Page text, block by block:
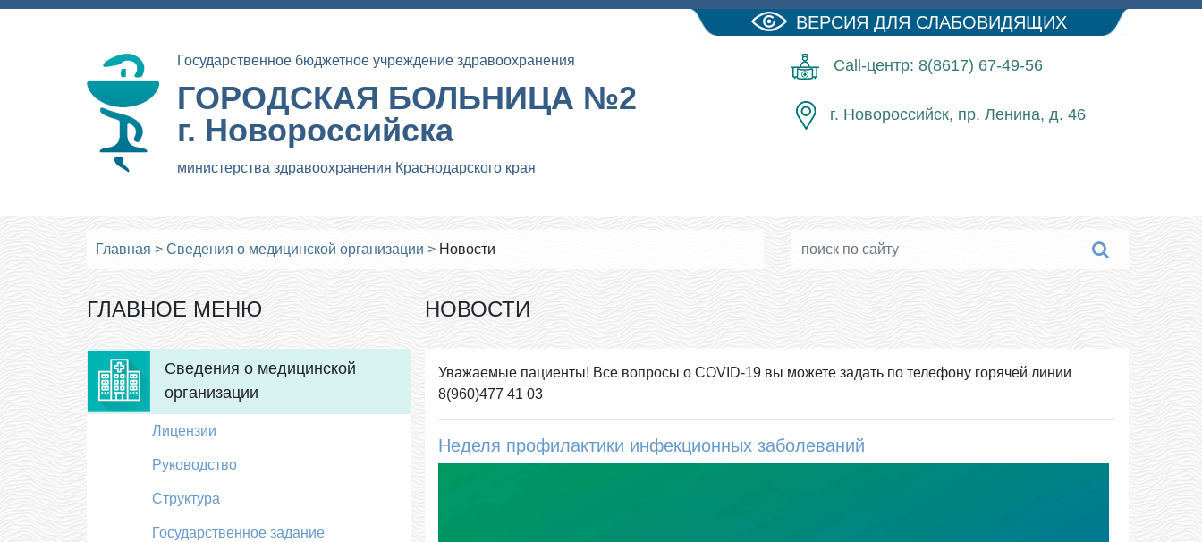
ВЕРСИЯ ДЛЯ СЛАБОВИДЯЩИХ
Государственное бюджетное учреждение здравоохранения
ГОРОДСКАЯ БОЛЬНИЦА №2
г. Новороссийска
министерства здравоохранения Краснодарского края
Call-центр: 8(8617) 67-49-56
г. Новороссийск, пр. Ленина, д. 46
Главная > Сведения о медицинской организации > Новости
ГЛАВНОЕ МЕНЮ
Сведения о медицинской
организации
Лицензии
Руководство
Структура
Государственное задание
НОВОСТИ
Уважаемые пациенты! Все вопросы о COVID-19 вы можете задать по телефону горячей линии
8(960)477 41 03
Неделя профилактики инфекционных заболеваний